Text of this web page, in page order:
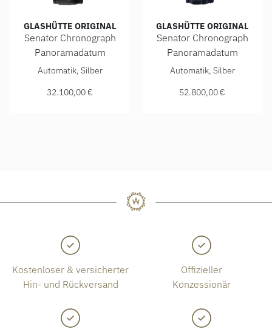
GLASHÜTTE ORIGINAL
Senator Chronograph
Panoramadatum
Glashütte Original Senator Chronograph
Automatik, Silber
32.100,00 €
GLASHÜTTE ORIGINAL
Senator Chronograph
Panoramadatum
Glashütte Original Senator
Automatik, Silber
52.800,00 €
Kostenloser & versicherter
Hin- und Rückversand
Offizieller
Konzessionär